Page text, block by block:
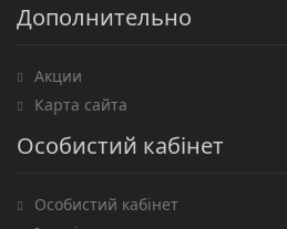
Дополнительно
Акции
Карта сайта
Особистий кабінет
Особистий кабінет